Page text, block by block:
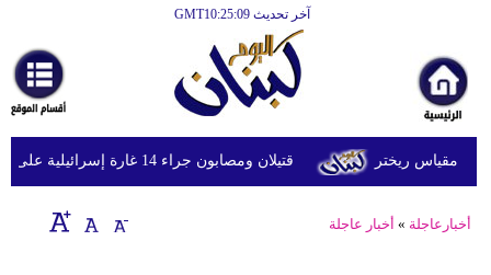
آخر تحديث GMT10:25:09
أخبارعاجلة
رياضة
ثقافة
إقتصاد
قتيلان ومصابون جراء 14 غارة إسرائيلية على شرق وجنوب لبنان
أخبارعاجلة » أخبار عاجلة